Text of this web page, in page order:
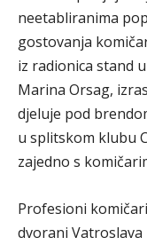
neetabliranima
gostovanja
iz radionica stand
Marina Orsag,
djeluje pod
u splitskom klubu
zajedno s
Profesioni
dvorani